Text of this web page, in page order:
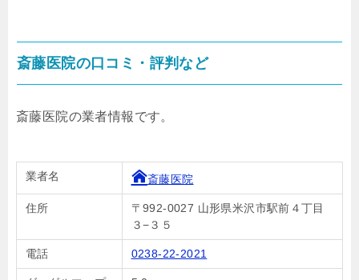
斎藤医院の口コミ・評判など
斎藤医院の業者情報です。
業者名 斎藤医院
住所
〒992-0027 山形県米沢市駅前４丁目
３−３５
電話 0238-22-2021